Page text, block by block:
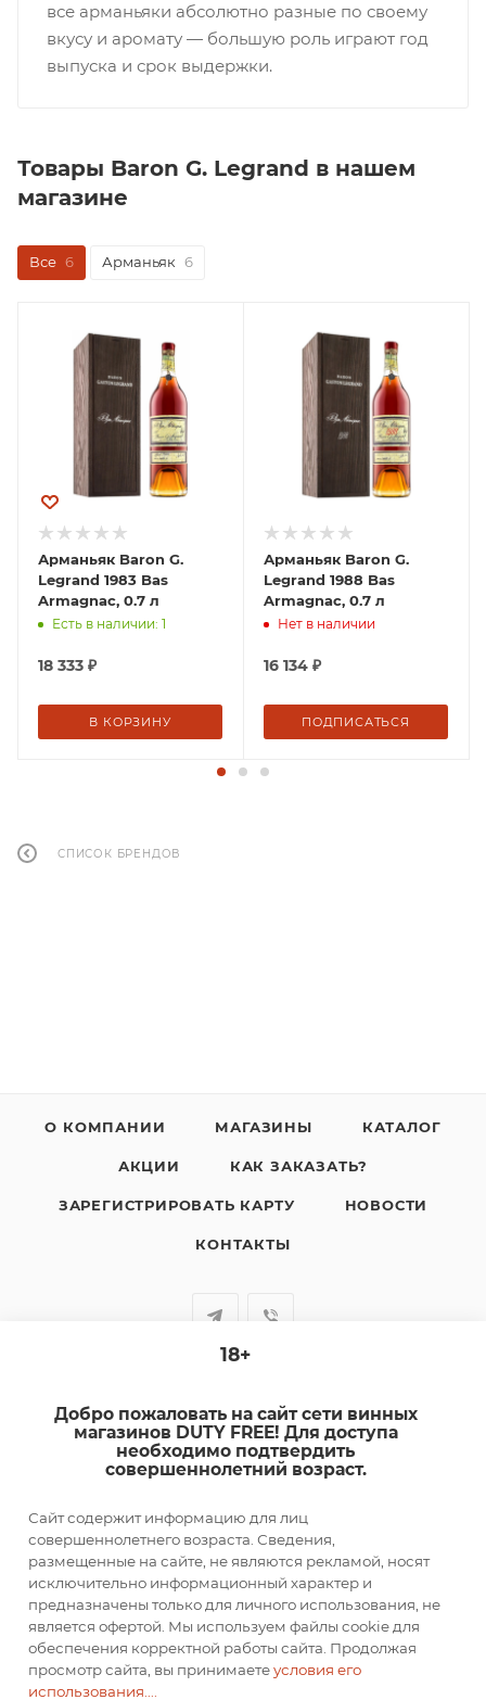
все арманьяки абсолютно разные по своему
вкусу и аромату — большую роль играют год
выпуска и срок выдержки.
Товары Baron G. Legrand в нашем
магазине
Все 6 Арманьяк 6
Арманьяк Baron G.
Legrand 1983 Bas
Armagnac, 0.7 л
Есть в наличии: 1
18 333 ₽
В КОРЗИНУ
Арманьяк Baron G.
Legrand 1988 Bas
Armagnac, 0.7 л
Нет в наличии
16 134 ₽
ПОДПИСАТЬСЯ
СПИСОК БРЕНДОВ
О КОМПАНИИ МАГАЗИНЫ КАТАЛОГ
АКЦИИ КАК ЗАКАЗАТЬ?
ЗАРЕГИСТРИРОВАТЬ КАРТУ НОВОСТИ
КОНТАКТЫ
sale@dutyfree-online.ru
г. Кострома, ул. Шагова, д. 221, кв. 24
ПОДПИСАТЬСЯ НА РАССЫЛКУ
ПОЛИТИКА КОНФИДЕНЦИАЛЬНОСТИ
2026 © DUTY FREE
18+
Добро пожаловать на сайт сети винных
магазинов DUTY FREE! Для доступа
необходимо подтвердить
совершеннолетний возраст.
Сайт содержит информацию для лиц
совершеннолетнего возраста. Сведения,
размещенные на сайте, не являются рекламой, носят
исключительно информационный характер и
предназначены только для личного использования, не
является офертой. Мы используем файлы cookie для
обеспечения корректной работы сайта. Продолжая
просмотр сайта, вы принимаетеусловия его
использования....